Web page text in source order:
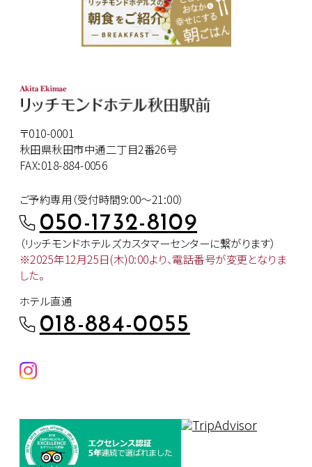
〒010-0001
秋田県秋田市中通二丁目2番26号
FAX:018-884-0056
ご予約専用（受付時間9:00～21:00）
050-1732-8109
（リッチモンドホテルズカスタマーセンターに繋がります）
※2025年12月25日(木)0:00より、電話番号が変更となりま
した。
ホテル直通
018-884-0055